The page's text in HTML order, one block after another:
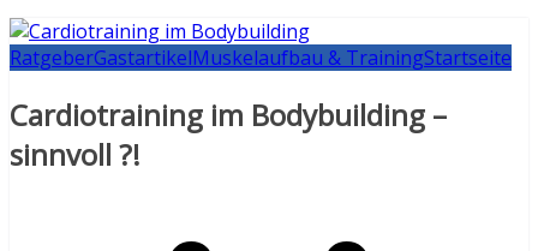
RatgeberGastartikelMuskelaufbau & TrainingStartseite
Cardiotraining im Bodybuilding –
sinnvoll ?!